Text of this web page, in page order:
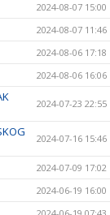
2024-08-07 15:00
2024-08-07 11:46
2024-08-06 17:18
2024-08-06 16:06
2024-07-23 22:55
2024-07-16 15:46
2024-07-09 17:02
2024-06-19 16:00